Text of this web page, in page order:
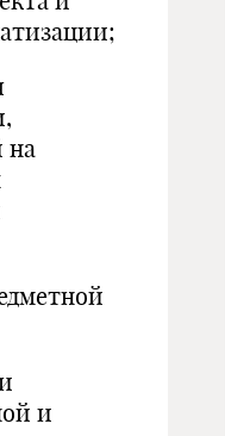
на
и